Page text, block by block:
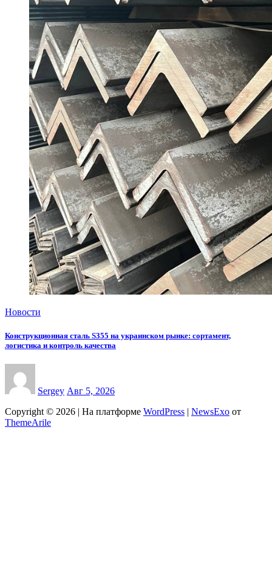
Новости
Конструкционная сталь S355 на украинском рынке: сортамент,
логистика и контроль качества
Sergey Авг 5, 2026
Copyright © 2026 | На платформе WordPress NewsExo от
ThemeArile